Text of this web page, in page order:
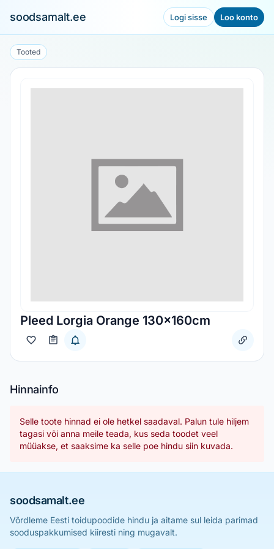
soodsamalt.ee Logi sisse Loo konto
Tooted
Pleed Lorgia Orange 130x160cm
Hinnainfo
Selle toote hinnad ei ole hetkel saadaval. Palun tule hiljem
tagasi või anna meile teada, kus seda toodet veel
müüakse, et saaksime ka selle poe hindu siin kuvada.
soodsamalt.ee
Võrdleme Eesti toidupoodide hindu ja aitame sul leida parimad
sooduspakkumised kiiresti ning mugavalt.